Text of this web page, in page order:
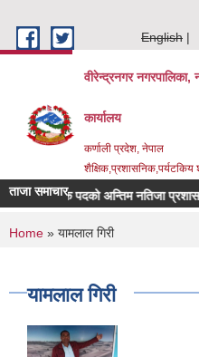
English
वीरेन्द्रनगर नगरपालिका,
कार्यालय
कर्णाली प्रदेश, नेपाल
ताजा समाचार
शिक्षक पदको अन्तिम नतिजा प्रशासन
You are here
Home » यामलाल गिरी
यामलाल गिरी